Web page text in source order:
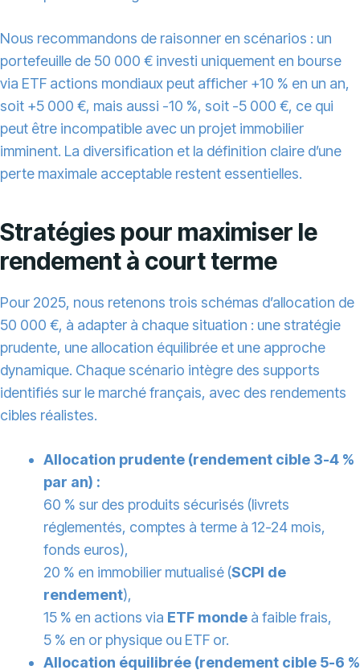
Nous recommandons de raisonner en scénarios : un
portefeuille de 50 000 € investi uniquement en bourse
via ETF actions mondiaux peut afficher +10 % en un an,
soit +5 000 €, mais aussi -10 %, soit -5 000 €, ce qui
peut être incompatible avec un projet immobilier
imminent. La diversification et la définition claire d’une
perte maximale acceptable restent essentielles.
Stratégies pour maximiser le
rendement à court terme
Pour 2025, nous retenons trois schémas d’allocation de
50 000 €, à adapter à chaque situation : une stratégie
prudente, une allocation équilibrée et une approche
dynamique. Chaque scénario intègre des supports
identifiés sur le marché français, avec des rendements
cibles réalistes.
Allocation prudente (rendement cible 3-4 %
par an) :
60 % sur des produits sécurisés (livrets
réglementés, comptes à terme à 12-24 mois,
fonds euros),
20 % en immobilier mutualisé (SCPI de
rendement),
15 % en actions via ETF monde à faible frais,
5 % en or physique ou ETF or.
Allocation équilibrée (rendement cible 5-6 %